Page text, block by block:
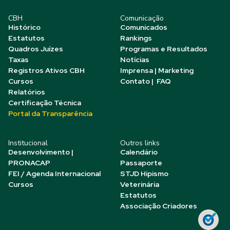
CBH
Histórico
Estatutos
Quadros Juízes
Taxas
Registros Ativos CBH
Cursos
Relatórios
Certificação Técnica
Portal da Transparência
Comunicação
Comunicados
Rankings
Programas e Resultados
Notícias
Imprensa | Marketing
Contato | FAQ
Institucional
Desenvolvimento |
PRONACAP
FEI / Agenda Internacional
Cursos
Outros links
Calendário
Passaporte
STJD Hipismo
Veterinária
Estatutos
Associação Criadores